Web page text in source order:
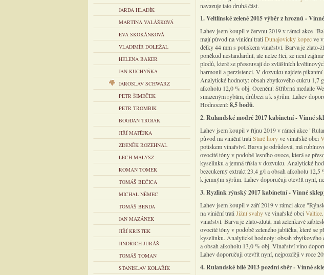
JARDA HLADÍK
MARTINA VALÁŠKOVÁ
EVA SKOKÁNKOVÁ
VLADIMÍR DOLEŽAL
HELENA BAKER
JAN KUCHYŇKA
JAROSLAV SCHWARZ
PETR ŠIMEČEK
PETR TROMBIK
BOGDAN TROJAK
JIŘÍ MATĚJKA
ZDENĚK ROZEHNAL
LECH MALYSZ
ROMAN TOMEK
TOMÁŠ BEČICA
MICHAL NĚMEC
TOMÁŠ BENDA
JAN MAZÁNEK
JIŘÍ KRISTEK
JINDŘICH JURÁŠ
TOMÁŠ TOMAN
STANISLAV KOLAŘÍK
navazuje tato druhá část.
1. Veltlínské zelené 2015 výběr z hroznů -
Lahev jsem koupil v červnu 2019 v rámci akce
mají původ na viniční tratiDunajovický kopecve
délky 44 mm s potiskem vinařství. Barva je zlato-
poněkud nestandardní, ale nelze říci, že není
plodů, které se přesouvají do zvláštních
harmonii a perzistenci. V dozvuku najdete
Analytické hodnoty: obsah zbytkového cukru 1,7
alkoholu 12,0 % obj. Ocenění: Stříbrná medaile
smaženým rybám, drůbeži a k sýrům. Lahev
Hodnocení:8,5 bodů.
2. Rulandské modré 2017 kabinetní - Vinné
Lahev jsem koupil v říjnu 2019 v rámci akce
původ na viniční tratiStaré horyve vinařské obci
potiskem vinařství. Barva je odrůdová, má
ovocité tóny v podobě lesního ovoce, která se
kyselinku a jemná třísla v dozvuku. Analytické
bezcukerný extrakt 23,4 g/l a obsah alkoholu
k jemným sýrům. Lahev doporučuji otevřít nyní,
3. Ryzlink rýnský 2017 kabinetní - Vinné
Lahev jsem koupil v září 2019 v rámci akce
na viniční tratiJižní svahyve vinařské obciValtice
vinařství. Barva je zlato-žlutá, má zelenkavé
ovocité tóny v podobě zeleného jablíčka, které se
kyselinku. Analytické hodnoty: obsah
a obsah alkoholu 13,0 % obj. Vinařství víno
Lahev doporučuji otevřít nyní, nejpozději v roce
4. Rulandské bílé 2013 pozdní sběr - Vinné